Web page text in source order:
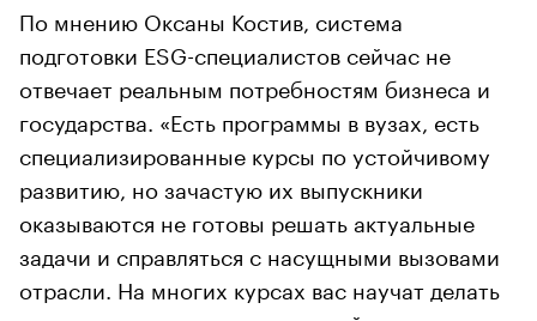
По мнению Оксаны Костив, система
подготовки ESG-специалистов сейчас не
отвечает реальным потребностям бизнеса и
государства. «Есть программы в вузах, есть
специализированные курсы по устойчивому
развитию, но зачастую их выпускники
оказываются не готовы решать актуальные
задачи и справляться с насущными вызовами
отрасли. На многих курсах вас научат делать